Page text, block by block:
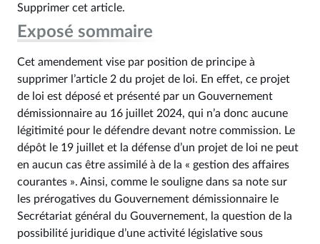
Supprimer cet article.
Exposé sommaire
Cet amendement vise par position de principe à
supprimer l’article 2 du projet de loi. En effet, ce projet
de loi est déposé et présenté par un Gouvernement
démissionnaire au 16 juillet 2024, qui n’a donc aucune
légitimité pour le défendre devant notre commission. Le
dépôt le 19 juillet et la défense d’un projet de loi ne peut
en aucun cas être assimilé à de la « gestion des affaires
courantes ». Ainsi, comme le souligne dans sa note sur
les prérogatives du Gouvernement démissionnaire le
Secrétariat général du Gouvernement, la question de la
possibilité juridique d’une activité législative sous